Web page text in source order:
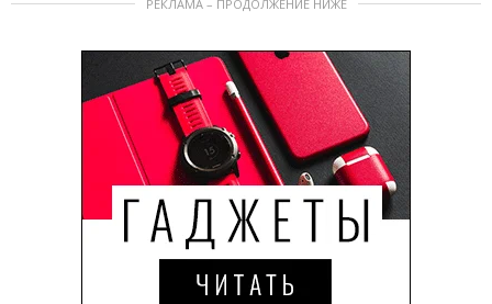
РЕКЛАМА – ПРОДОЛЖЕНИЕ НИЖЕ